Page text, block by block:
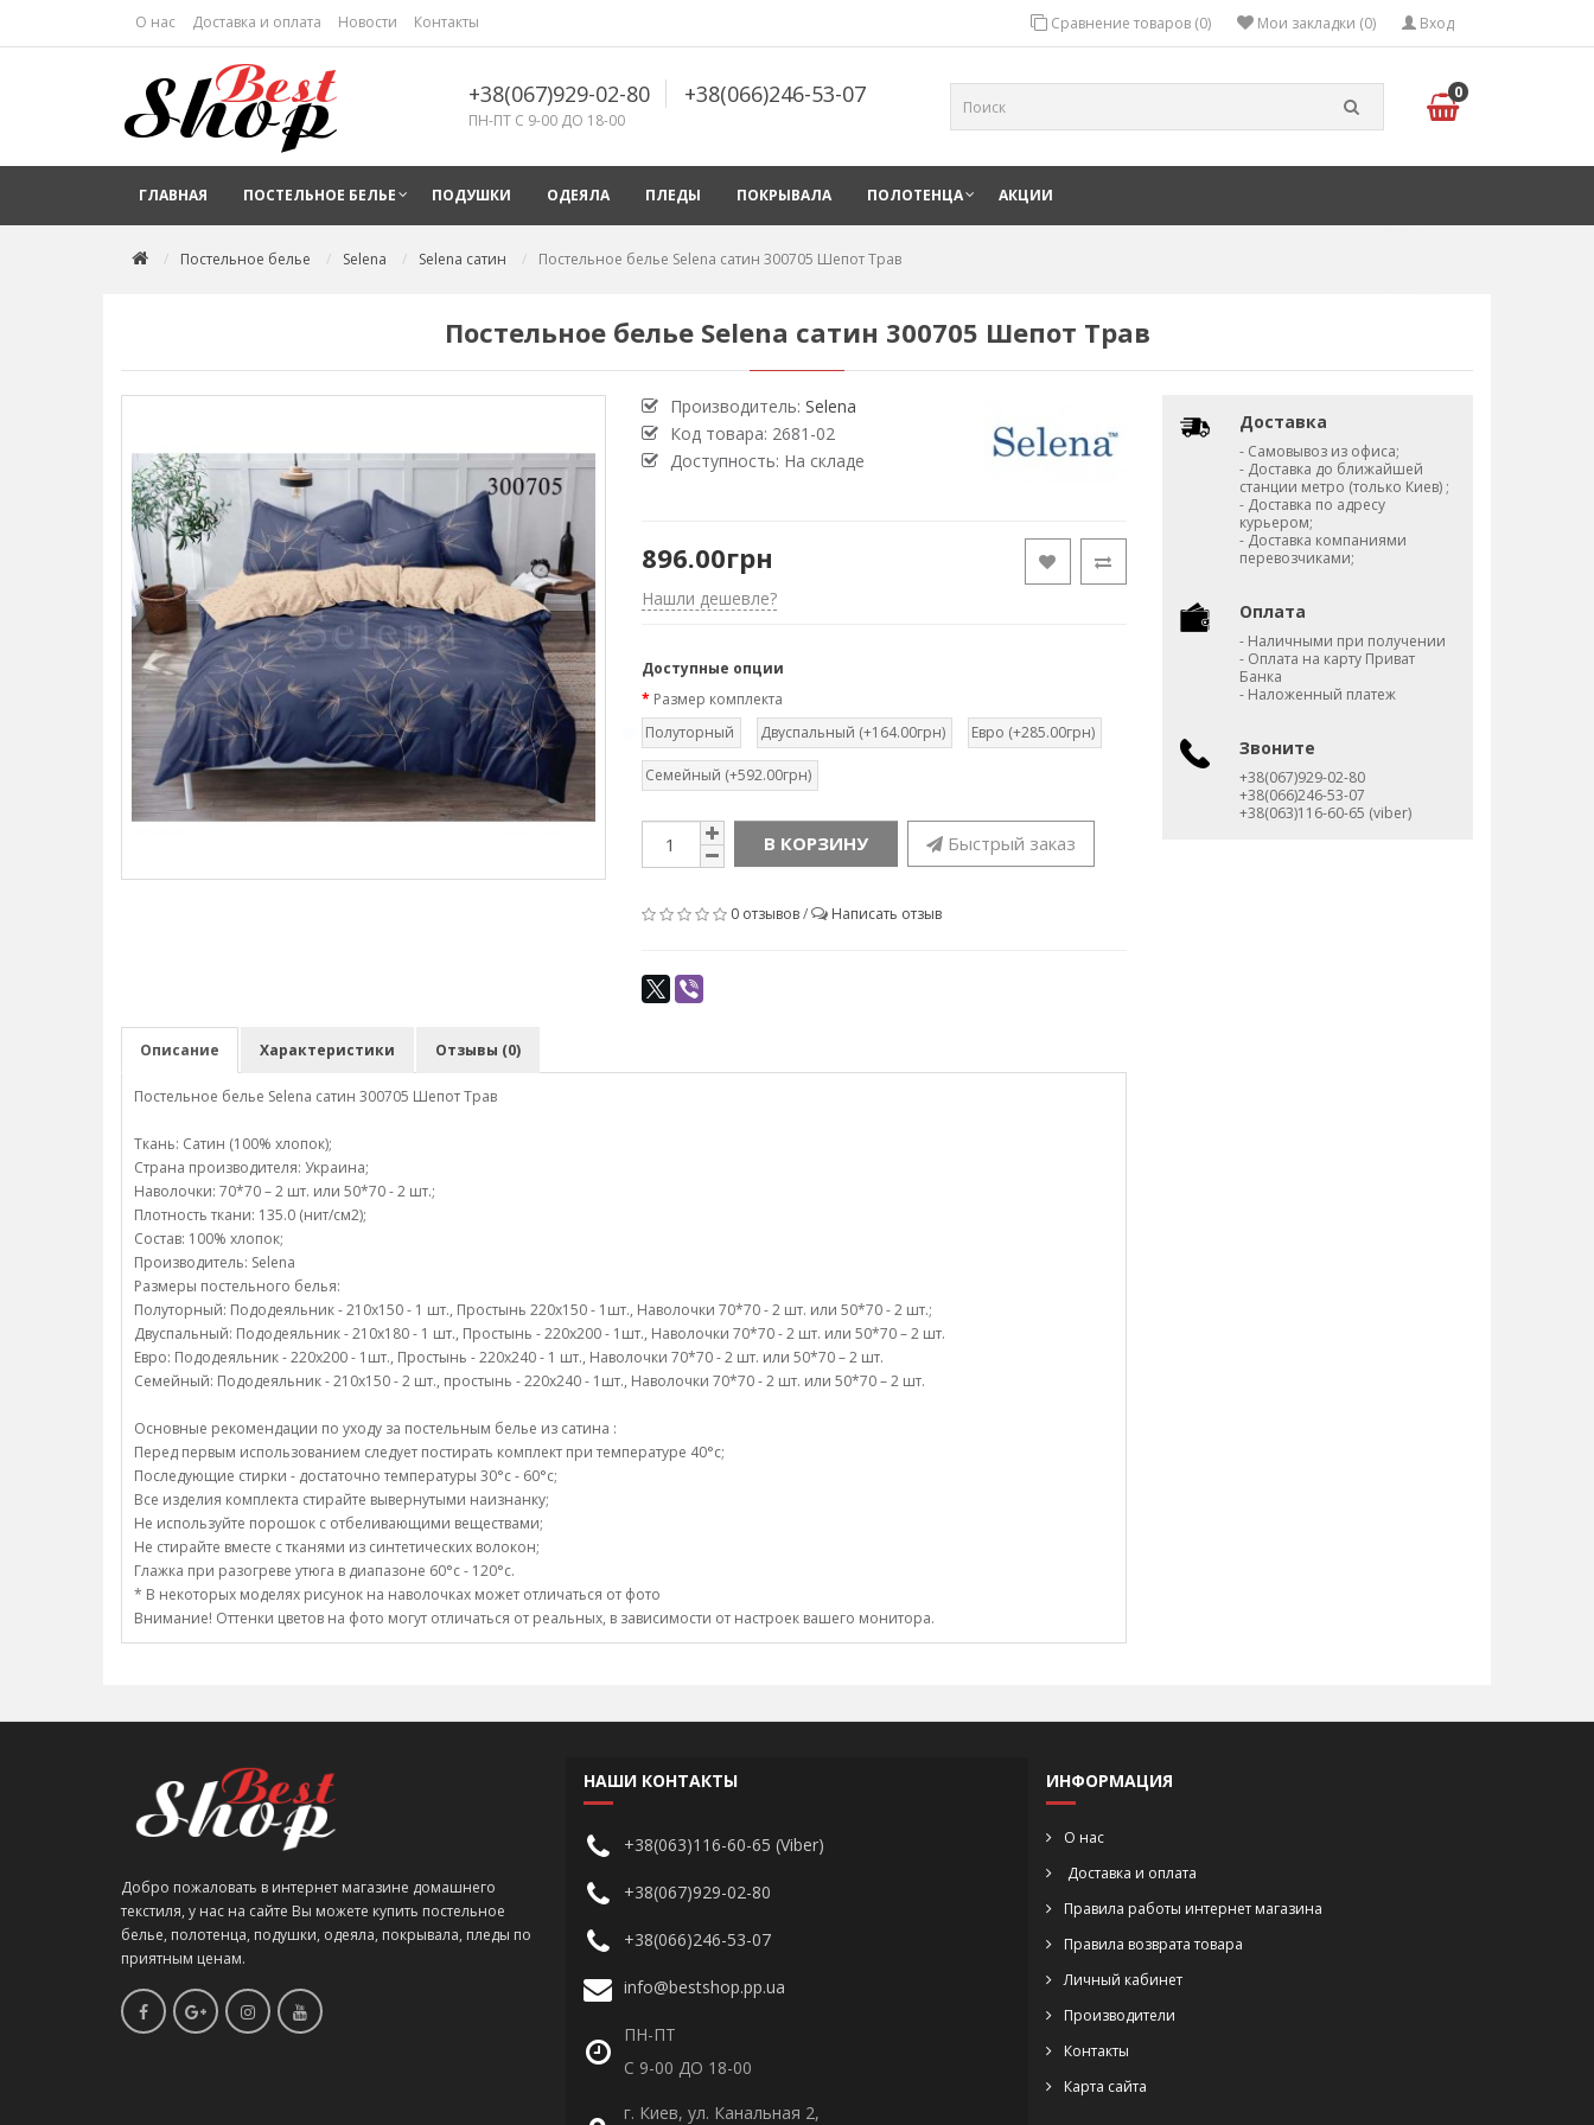
О нас Доставка и оплата Новости Контакты Вход
Мои закладки (0)
Сравнение товаров (0)
+38(067)929-02-80 +38(066)246-53-07
ПН-ПТ С 9-00 ДО 18-00
0
ГЛАВНАЯ ПОСТЕЛЬНОЕ БЕЛЬЕ ПОДУШКИ ОДЕЯЛА ПЛЕДЫ ПОКРЫВАЛА ПОЛОТЕНЦА АКЦИИ
Постельное белье Selena Selena сатин Постельное белье Selena сатин 300705 Шепот Трав
Постельное белье Selena сатин 300705 Шепот Трав
Производитель: Selena
Код товара: 2681-02
Доступность: На складе
896.00грн
Нашли дешевле?
Доступные опции
Размер комплекта
Полуторный
Двуспальный (+164.00грн) Евро (+285.00грн)
Семейный (+592.00грн)
В КОРЗИНУ Быстрый заказ
0 отзывов/ Написать отзыв
Описание Характеристики Отзывы (0)
Постельное белье Selena сатин 300705 Шепот Трав
Ткань: Сатин (100% хлопок);
Страна производителя: Украина;
Наволочки: 70*70 – 2 шт. или 50*70 - 2 шт.;
Плотность ткани: 135.0 (нит/см2);
Состав: 100% хлопок;
Производитель: Selena
Размеры постельного белья:
Полуторный: Пододеяльник - 210х150 - 1 шт., Простынь 220х150 - 1шт., Наволочки 70*70 - 2 шт. или 50*70 - 2 шт.;
Двуспальный: Пододеяльник - 210х180 - 1 шт., Простынь - 220х200 - 1шт., Наволочки 70*70 - 2 шт. или 50*70 – 2 шт.
Евро: Пододеяльник - 220х200 - 1шт., Простынь - 220х240 - 1 шт., Наволочки 70*70 - 2 шт. или 50*70 – 2 шт.
Семейный: Пододеяльник - 210х150 - 2 шт., простынь - 220х240 - 1шт., Наволочки 70*70 - 2 шт. или 50*70 – 2 шт.
Основные рекомендации по уходу за постельным белье из сатина :
Перед первым использованием следует постирать комплект при температуре 40°c;
Последующие стирки - достаточно температуры 30°c - 60°c;
Все изделия комплекта стирайте вывернутыми наизнанку;
Не используйте порошок с отбеливающими веществами;
Не стирайте вместе с тканями из синтетических волокон;
Глажка при разогреве утюга в диапазоне 60°c - 120°c.
* В некоторых моделях рисунок на наволочках может отличаться от фото
Внимание! Оттенки цветов на фото могут отличаться от реальных, в зависимости от настроек вашего монитора.
Доставка
- Самовывоз из офиса;
- Доставка до ближайшей
станции метро (только Киев) ;
- Доставка по адресу
курьером;
- Доставка компаниями
перевозчиками;
Оплата
- Наличными при получении
- Оплата на карту Приват
Банка
- Наложенный платеж
Звоните
+38(067)929-02-80
+38(066)246-53-07
+38(063)116-60-65 (viber)
Добро пожаловать в интернет магазине домашнего
текстиля, у нас на сайте Вы можете купить постельное
белье, полотенца, подушки, одеяла, покрывала, пледы по
приятным ценам.
НАШИ КОНТАКТЫ
+38(063)116-60-65 (Viber)
+38(067)929-02-80
+38(066)246-53-07
info@bestshop.pp.ua
ПН-ПТ
С 9-00 ДО 18-00
г. Киев, ул. Канальная 2,
ИНФОРМАЦИЯ
О нас
Доставка и оплата
Правила работы интернет магазина
Правила возврата товара
Личный кабинет
Производители
Контакты
Карта сайта